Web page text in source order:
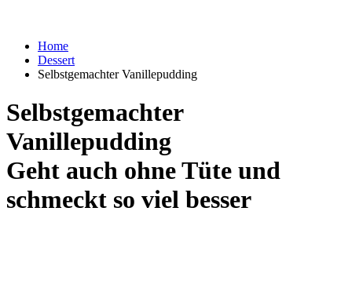
Home
Dessert
Selbstgemachter Vanillepudding
Selbstgemachter
Vanillepudding
Geht auch ohne Tüte und
schmeckt so viel besser